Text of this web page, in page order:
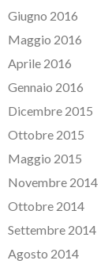
Giugno 2016
Maggio 2016
Aprile 2016
Gennaio 2016
Dicembre 2015
Ottobre 2015
Maggio 2015
Novembre 2014
Ottobre 2014
Settembre 2014
Agosto 2014